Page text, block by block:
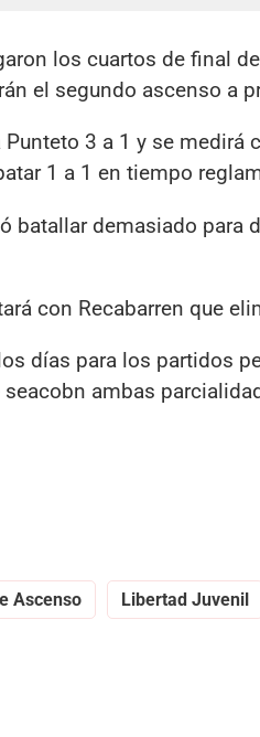
los cuartos de final
el segundo ascenso a
3 a 1 y se
1 a 1 en tiempo
batallar demasiado para
con Recabarren que
días para los partidos
ambas
Ascenso Libertad Juvenil